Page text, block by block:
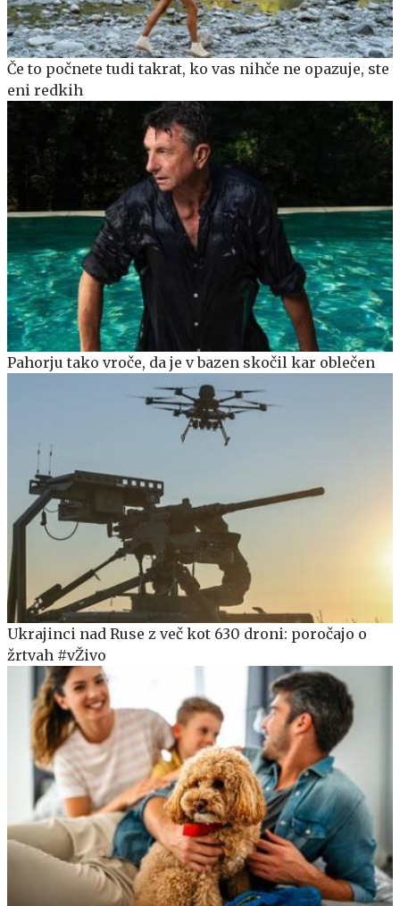
Če to počnete tudi takrat, ko vas nihče ne opazuje, ste
eni redkih
Pahorju tako vroče, da je v bazen skočil kar oblečen
Ukrajinci nad Ruse z več kot 630 droni: poročajo o
žrtvah #vŽivo